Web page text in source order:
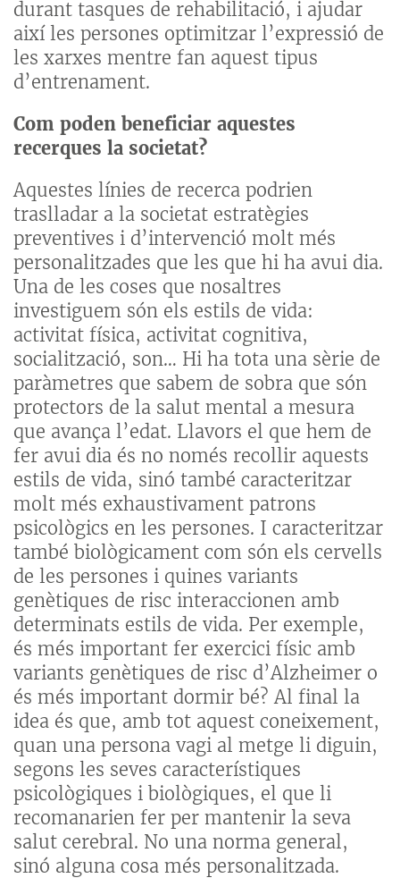
durant tasques de rehabilitació, i ajudar
així les persones optimitzar l’expressió de
les xarxes mentre fan aquest tipus
d’entrenament.
Com poden beneficiar aquestes
recerques la societat?
Aquestes línies de recerca podrien
traslladar a la societat estratègies
preventives i d’intervenció molt més
personalitzades que les que hi ha avui dia.
Una de les coses que nosaltres
investiguem són els estils de vida:
activitat física, activitat cognitiva,
socialització, son… Hi ha tota una sèrie de
paràmetres que sabem de sobra que són
protectors de la salut mental a mesura
que avança l’edat. Llavors el que hem de
fer avui dia és no només recollir aquests
estils de vida, sinó també caracteritzar
molt més exhaustivament patrons
psicològics en les persones. I caracteritzar
també biològicament com són els cervells
de les persones i quines variants
genètiques de risc interaccionen amb
determinats estils de vida. Per exemple,
és més important fer exercici físic amb
variants genètiques de risc d’Alzheimer o
és més important dormir bé? Al final la
idea és que, amb tot aquest coneixement,
quan una persona vagi al metge li diguin,
segons les seves característiques
psicològiques i biològiques, el que li
recomanarien fer per mantenir la seva
salut cerebral. No una norma general,
sinó alguna cosa més personalitzada.